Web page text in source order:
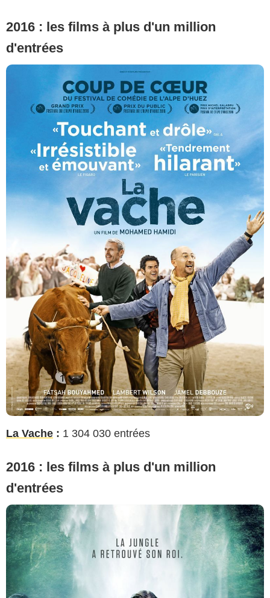
2016 : les films à plus d'un million
d'entrées
La Vache : 1 304 030 entrées
2016 : les films à plus d'un million
d'entrées